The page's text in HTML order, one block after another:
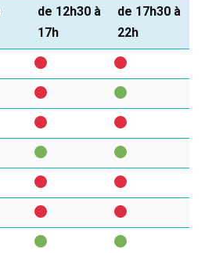
de 12h30 à
17h
de 17h30 à
22h